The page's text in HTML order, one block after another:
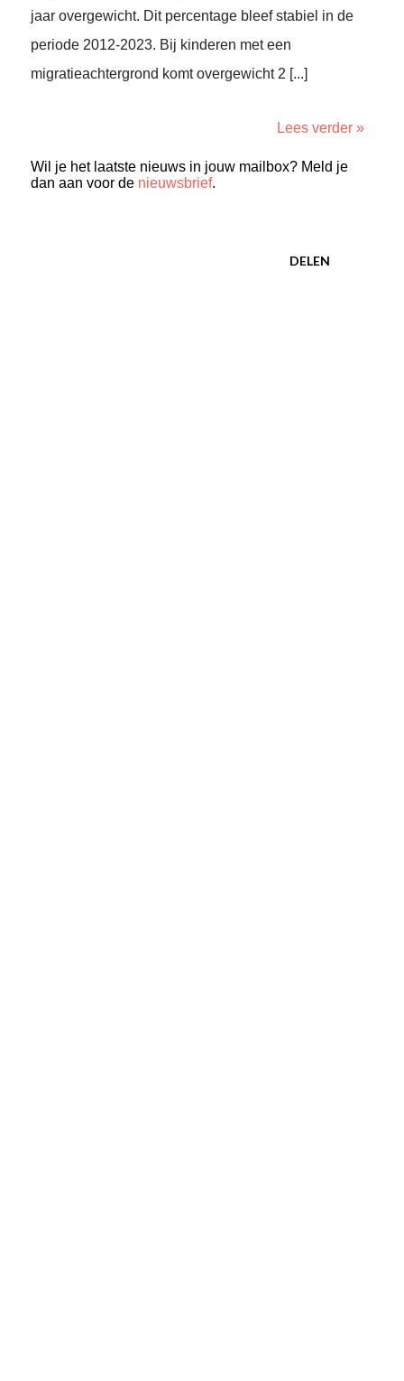
jaar overgewicht. Dit percentage bleef stabiel in de
periode 2012-2023. Bij kinderen met een
migratieachtergrond komt overgewicht 2 [...]
Lees verder »
Wil je het laatste nieuws in jouw mailbox? Meld je
dan aan voor de nieuwsbrief.
DELEN